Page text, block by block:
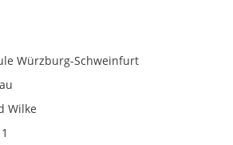
Würzburg-Schweinfurt
Wilke